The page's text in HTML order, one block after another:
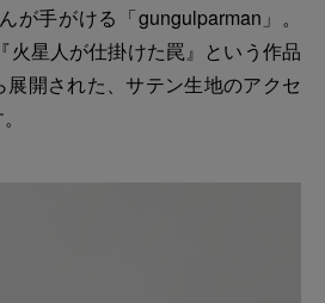
が手がける「gungulparman」。
火星人が仕掛けた罠』という作品
開された、サテン生地のアクセ